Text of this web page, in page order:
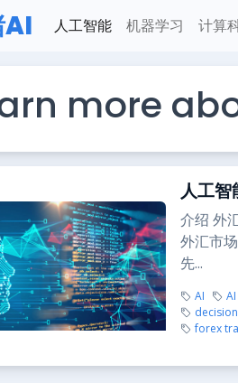
AI 人工智能 机器学习 计算
more
人工智
介绍 外
外汇市
先...
AI
forex